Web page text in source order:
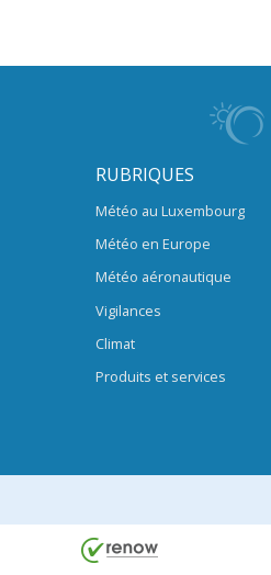
RUBRIQUES
Météo au Luxembourg
Météo en Europe
Météo aéronautique
Vigilances
Climat
Produits et services